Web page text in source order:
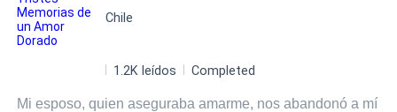
Chile
1.2K leídos Completed
Mi esposo, quien aseguraba amarme, nos abandonó a mí